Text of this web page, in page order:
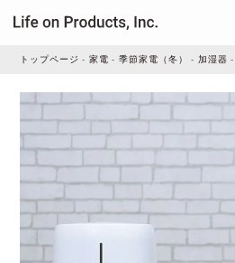
家事・生活雑貨
ルームフレグランス
トップページ 家電 季節家電（冬） 加湿器